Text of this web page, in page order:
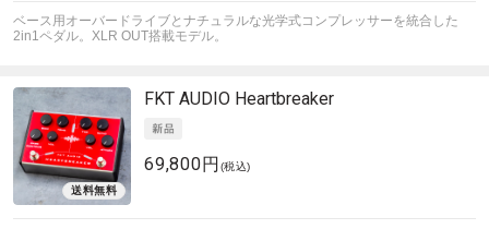
ベース用オーバードライブとナチュラルな光学式コンプレッサーを統合した
2in1ペダル。XLR OUT搭載モデル。
FKT AUDIO Heartbreaker
69,800円 (税込)